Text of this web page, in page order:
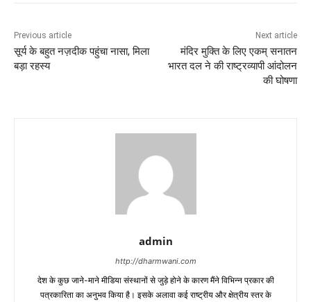
Previous article
सूर्य के बहुत नज़दीक पहुंचा नासा, मिला
बड़ा रहस्य
Next article
मंदिर मुक्ति के लिए एकम् सनातन
भारत दल ने की राष्ट्रव्यापी आंदोलन
की घोषणा
admin
http://dharmwani.com
देश के कुछ जाने-माने मीडिया संस्थानों से जुड़े होने के कारण मैंने विभिन्न प्रकार की
पत्रकारिता का अनुभव किया है। इसके अलावा कई राष्ट्रीय और क्षेत्रीय स्तर के